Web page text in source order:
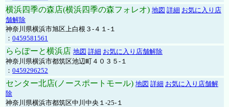
横浜四季の森店(横浜四季の森フォレオ) 地図 詳細 お気に入り店
舗解除
神奈川県横浜市旭区上白根３-４１-１
： 0459581561
ららぽーと横浜店 地図 詳細 お気に入り店舗解除
神奈川県横浜市都筑区池辺町４０３５-１
： 0459296252
センター北店(ノースポートモール) 地図 詳細 お気に入り店舗解
除
神奈川県横浜市都筑区中川中央１-25-１